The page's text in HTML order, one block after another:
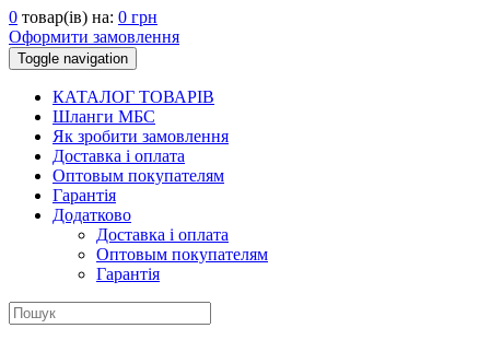
0 товар(ів) на: 0 грн
Оформити замовлення
Toggle navigation
КАТАЛОГ ТОВАРІВ
Шланги МБС
Як зробити замовлення
Доставка і оплата
Оптовым покупателям
Гарантія
Додатково
Доставка і оплата
Оптовым покупателям
Гарантія